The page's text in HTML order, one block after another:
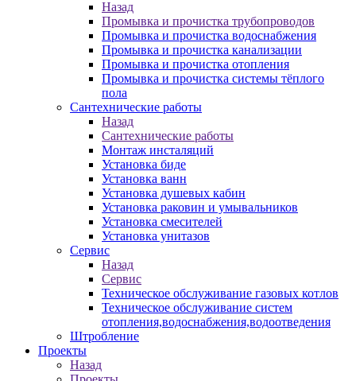
Назад
Промывка и прочистка трубопроводов
Промывка и прочистка водоснабжения
Промывка и прочистка канализации
Промывка и прочистка отопления
Промывка и прочистка системы тёплого
пола
Сантехнические работы
Назад
Сантехнические работы
Монтаж инсталяций
Установка биде
Установка ванн
Установка душевых кабин
Установка раковин и умывальников
Установка смесителей
Установка унитазов
Сервис
Назад
Сервис
Техническое обслуживание газовых котлов
Техническое обслуживание систем
отопления,водоснабжения,водоотведения
Штробление
Проекты
Назад